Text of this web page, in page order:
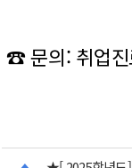
☎ 문의: 취업진